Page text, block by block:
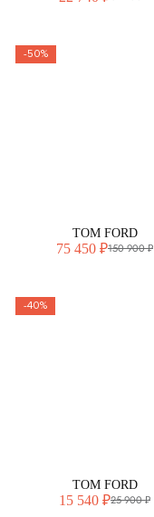
-50%
TOM FORD
75 450 ₽150 900 ₽
-40%
TOM FORD
15 540 ₽25 900 ₽